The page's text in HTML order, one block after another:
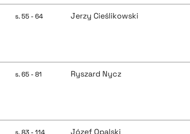
s. 55 - 64 Jerzy Cieślikowski
s. 65 - 81 Ryszard Nycz
s. 83 - 114 Józef Opalski